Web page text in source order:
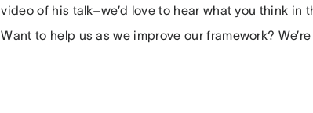
video of his talk–we’d love to hear what you think in
Want to help us as we improve our framework? We’re